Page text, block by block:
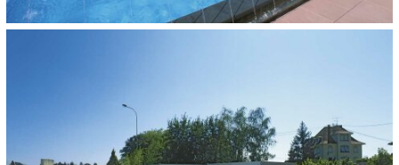
AREA:
FURTHER USED PRODUCTS: